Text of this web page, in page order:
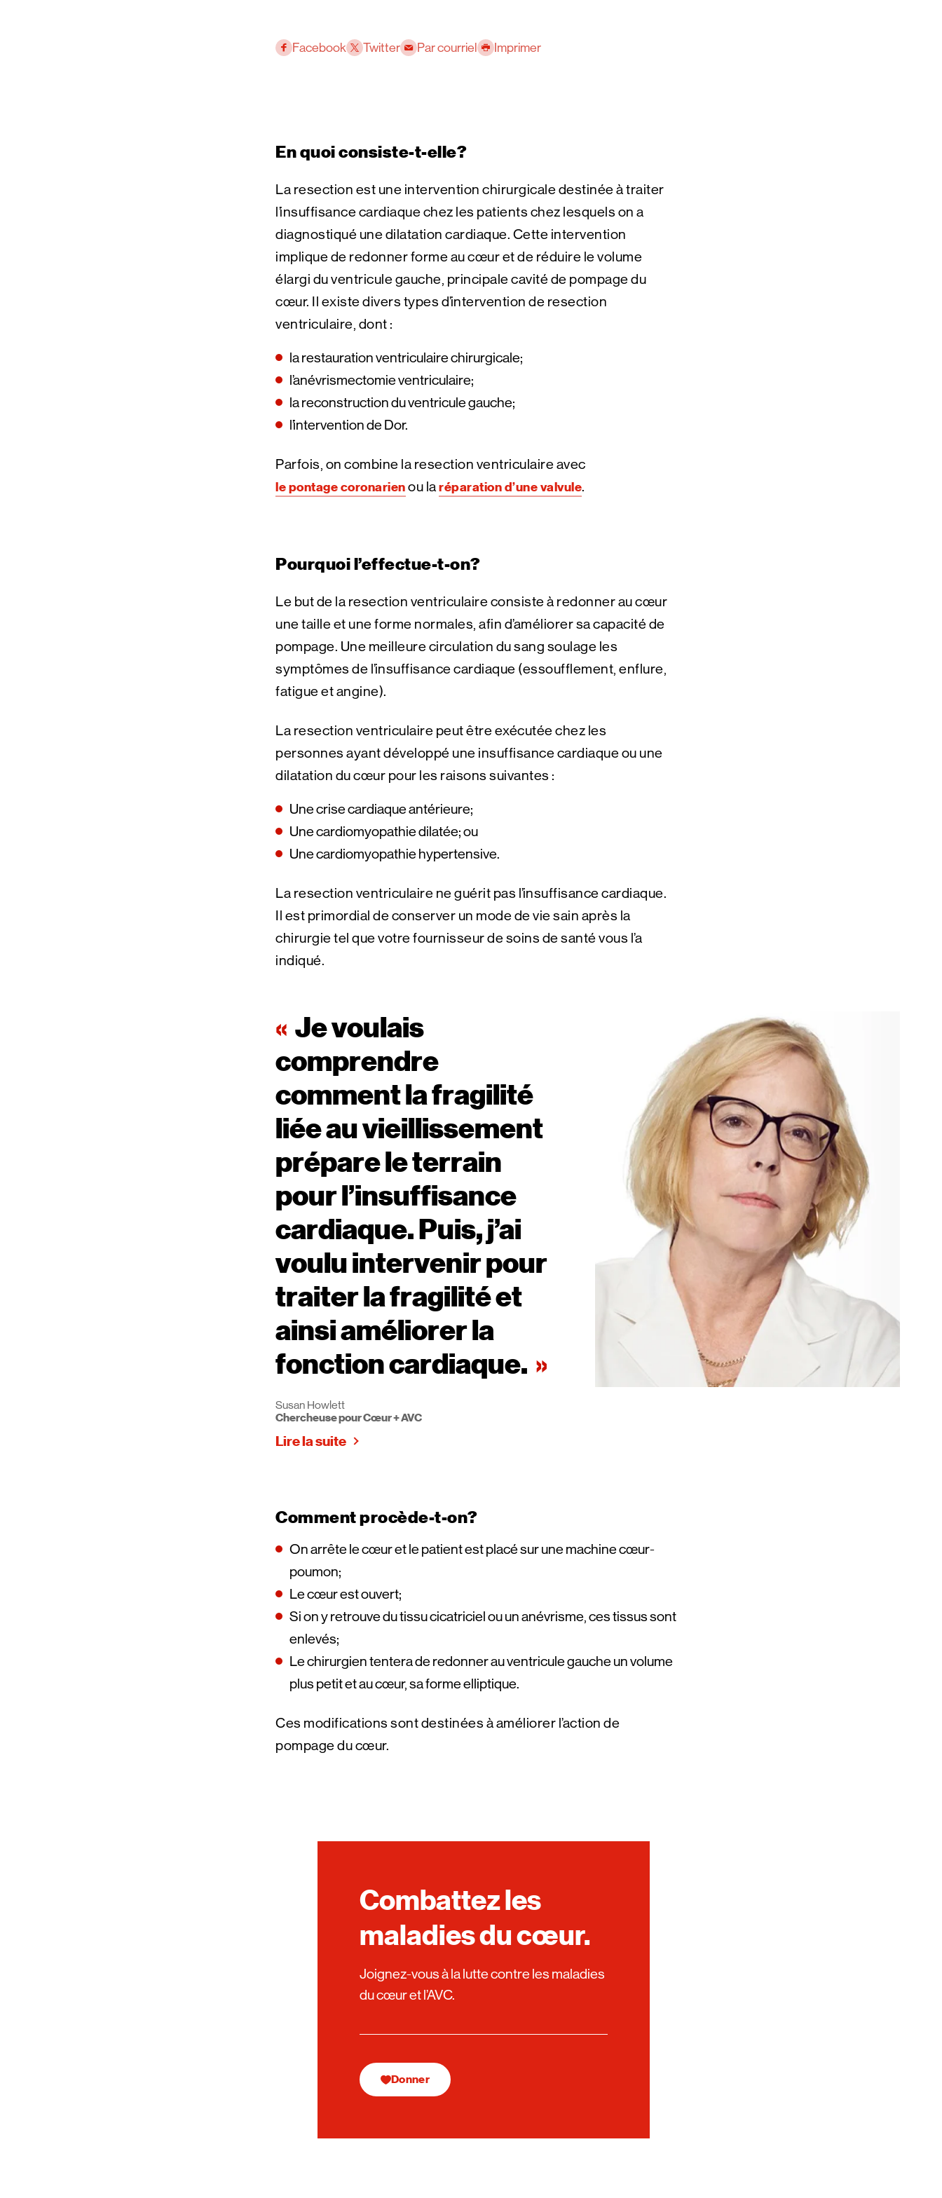
Facebook Twitter Par courriel Imprimer
En quoi consiste-t-elle?
La resection est une intervention chirurgicale destinée à traiter
l’insuffisance cardiaque chez les patients chez lesquels on a
diagnostiqué une dilatation cardiaque. Cette intervention
implique de redonner forme au cœur et de réduire le volume
élargi du ventricule gauche, principale cavité de pompage du
cœur. Il existe divers types d’intervention de resection
ventriculaire, dont :
la restauration ventriculaire chirurgicale;
l’anévrismectomie ventriculaire;
la reconstruction du ventricule gauche;
l’intervention de Dor.
Parfois, on combine la resection ventriculaire avec
le pontage coronarienou laréparation d’une valvule.
Pourquoi l’effectue-t-on?
Le but de la resection ventriculaire consiste à redonner au cœur
une taille et une forme normales, afin d’améliorer sa capacité de
pompage. Une meilleure circulation du sang soulage les
symptômes de l’insuffisance cardiaque (essoufflement, enflure,
fatigue et angine).
La resection ventriculaire peut être exécutée chez les
personnes ayant développé une insuffisance cardiaque ou une
dilatation du cœur pour les raisons suivantes :
Une crise cardiaque antérieure;
Une cardiomyopathie dilatée; ou
Une cardiomyopathie hypertensive.
La resection ventriculaire ne guérit pas l’insuffisance cardiaque.
Il est primordial de conserver un mode de vie sain après la
chirurgie tel que votre fournisseur de soins de santé vous l’a
indiqué.
Je voulais
comprendre
comment la fragilité
liée au vieillissement
prépare le terrain
pour l’insuffisance
cardiaque. Puis, j’ai
voulu intervenir pour
traiter la fragilité et
ainsi améliorer la
fonction cardiaque.
Susan Howlett
Chercheuse pour Cœur + AVC
Lire la suite
Comment procède-t-on?
On arrête le cœur et le patient est placé sur une machine cœur-
poumon;
Le cœur est ouvert;
Si on y retrouve du tissu cicatriciel ou un anévrisme, ces tissus sont
enlevés;
Le chirurgien tentera de redonner au ventricule gauche un volume
plus petit et au cœur, sa forme elliptique.
Ces modifications sont destinées à améliorer l’action de
pompage du cœur.
Combattez les
maladies du cœur.
Joignez-vous à la lutte contre les maladies
du cœur et l’AVC.
Donner